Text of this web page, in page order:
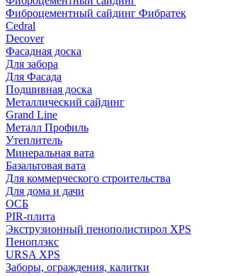
Фиброцементный сайдинг Фибратек
Cedral
Decover
Фасадная доска
Для забора
Для Фасада
Подшивная доска
Металлический сайдинг
Grand Line
Металл Профиль
Утеплитель
Минеральная вата
Базальтовая вата
Для коммерческого строительства
Для дома и дачи
ОСБ
PIR-плита
Экструзионный пенополистирол XPS
Пеноплэкс
URSA XPS
Заборы, ограждения, калитки